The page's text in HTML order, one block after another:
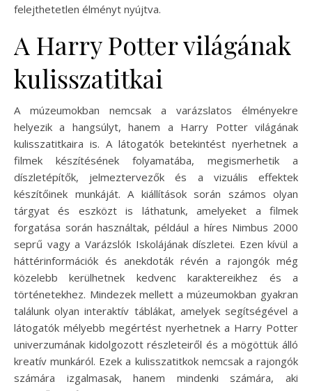
felejthetetlen élményt nyújtva.
A Harry Potter világának
kulisszatitkai
A múzeumokban nemcsak a varázslatos élményekre
helyezik a hangsúlyt, hanem a Harry Potter világának
kulisszatitkaira is. A látogatók betekintést nyerhetnek a
filmek készítésének folyamatába, megismerhetik a
díszletépítők, jelmeztervezők és a vizuális effektek
készítőinek munkáját. A kiállítások során számos olyan
tárgyat és eszközt is láthatunk, amelyeket a filmek
forgatása során használtak, például a híres Nimbus 2000
seprű vagy a Varázslók Iskolájának díszletei. Ezen kívül a
háttérinformációk és anekdoták révén a rajongók még
közelebb kerülhetnek kedvenc karaktereikhez és a
történetekhez. Mindezek mellett a múzeumokban gyakran
találunk olyan interaktív táblákat, amelyek segítségével a
látogatók mélyebb megértést nyerhetnek a Harry Potter
univerzumának kidolgozott részleteiről és a mögöttük álló
kreatív munkáról. Ezek a kulisszatitkok nemcsak a rajongók
számára izgalmasak, hanem mindenki számára, aki